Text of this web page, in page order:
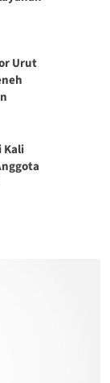
Urut
Kali